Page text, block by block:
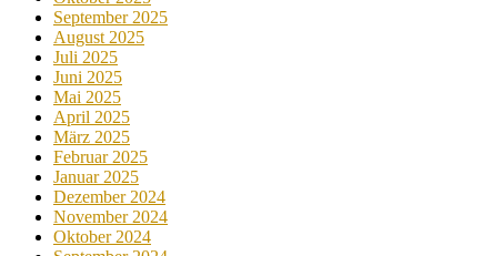
September 2025
August 2025
Juli 2025
Juni 2025
Mai 2025
April 2025
März 2025
Februar 2025
Januar 2025
Dezember 2024
November 2024
Oktober 2024